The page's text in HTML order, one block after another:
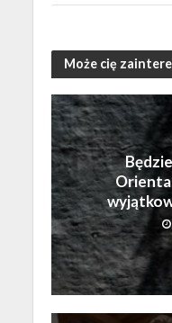
Może cię